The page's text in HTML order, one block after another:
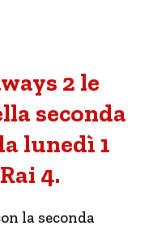
2 le
seconda
lunedì 1
4.
la seconda